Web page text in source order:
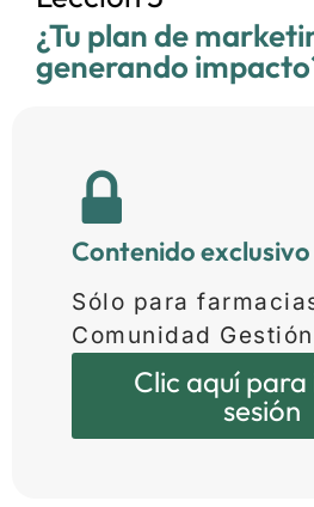
¿Tu plan de
generando
Contenido exclusivo
Sólo para
Comunidad
Clic aquí
sesión